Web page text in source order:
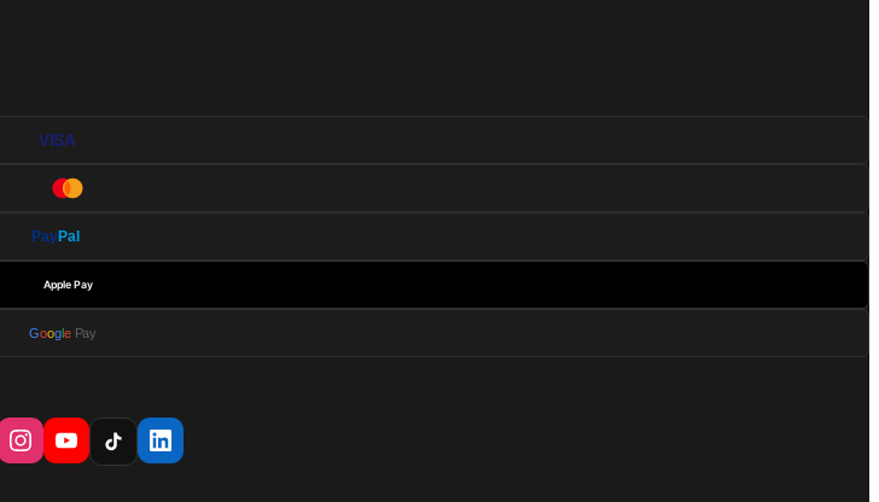
VISA
PayPal
Apple Pay
Google Pay